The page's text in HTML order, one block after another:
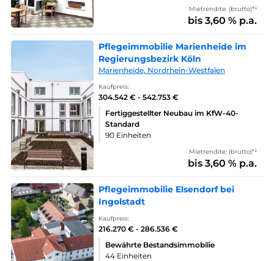
Mietrendite: (brutto)*¹
bis 3,60 % p.a.
Pflegeimmobilie Marienheide im
Regierungsbezirk Köln
Marienheide, Nordrhein-Westfalen
Kaufpreis:
304.542 € - 542.753 €
Fertiggestellter Neubau im KfW-40-
Standard
90 Einheiten
Mietrendite: (brutto)*¹
bis 3,60 % p.a.
Pflegeimmobilie Elsendorf bei
Ingolstadt
Kaufpreis:
216.270 € - 286.536 €
Bewährte Bestandsimmobilie
44 Einheiten